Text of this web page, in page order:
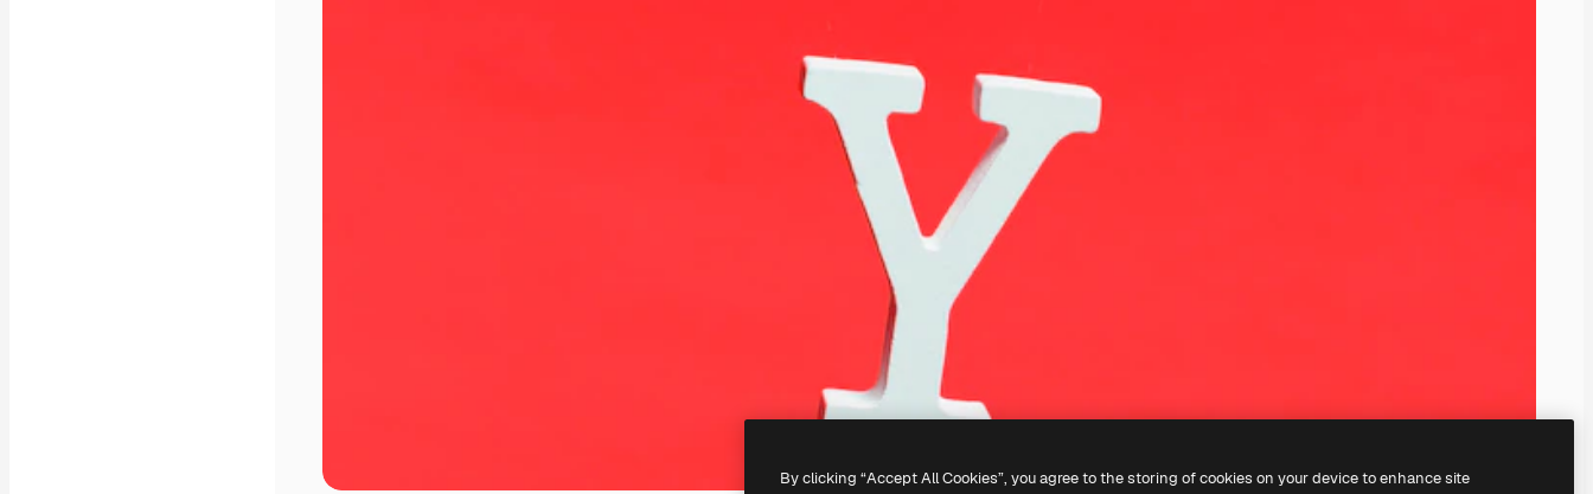
By clicking “Accept All Cookies”, you agree to the storing of cookies on your device to enhance site